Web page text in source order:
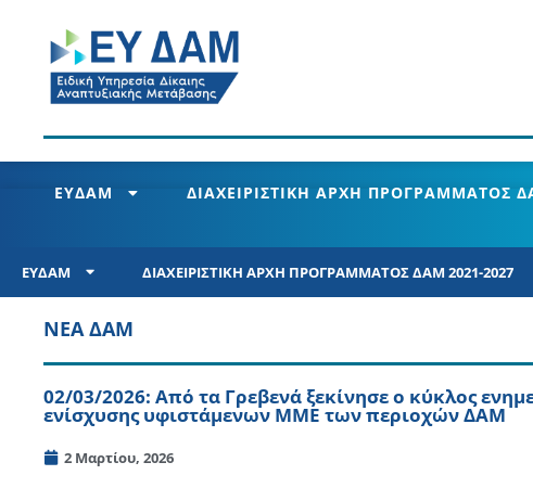
ΕΥΔΑΜ ΔΙΑΧΕΙΡΙΣΤΙΚΗ ΑΡΧΗ ΠΡΟΓΡΑΜΜΑΤΟΣ
ΕΥΔΑΜ ΔΙΑΧΕΙΡΙΣΤΙΚΗ ΑΡΧΗ ΠΡΟΓΡΑΜΜΑΤΟΣ ΔΑΜ 2021-2027
ΝΕΑ ΔΑΜ
02/03/2026: Από τα Γρεβενά ξεκίνησε ο κύκλος
ενίσχυσης υφιστάμενων ΜΜΕ των περιοχών ΔΑΜ
2 Μαρτίου, 2026